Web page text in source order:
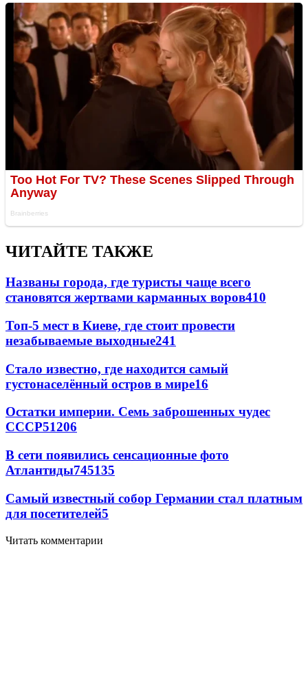
ЧИТАЙТЕ ТАКЖЕ
Названы города, где туристы чаще всего
становятся жертвами карманных воров410
Топ-5 мест в Киеве, где стоит провести
незабываемые выходные241
Стало известно, где находится самый
густонаселённый остров в мире16
Остатки империи. Семь заброшенных чудес
СССР51206
В сети появились сенсационные фото
Атлантиды745135
Самый известный собор Германии стал платным
для посетителей5
Читать комментарии